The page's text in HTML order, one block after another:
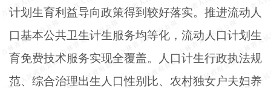
计划生育利益导向政策得到较好落实。推进流动人
口基本公共卫生计生服务均等化，流动人口计划生
育免费技术服务实现全覆盖。人口计生行政执法规
范、综合治理出生人口性别比、农村独女户夫妇养